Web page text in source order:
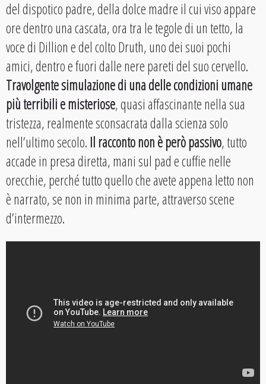
del dispotico padre, della dolce madre il cui viso appare
ore dentro una cascata, ora tra le tegole di un tetto, la
voce di Dillion e del colto Druth, uno dei suoi pochi
amici, dentro e fuori dalle nere pareti del suo cervello.
Travolgente simulazione di una delle condizioni umane
più terribili e misteriose, quasi affascinante nella sua
tristezza, realmente sconsacrata dalla scienza solo
nell’ultimo secolo.Il racconto non è però passivo, tutto
accade in presa diretta, mani sul pad e cuffie nelle
orecchie, perché tutto quello che avete appena letto non
è narrato, se non in minima parte, attraverso scene
d’intermezzo.